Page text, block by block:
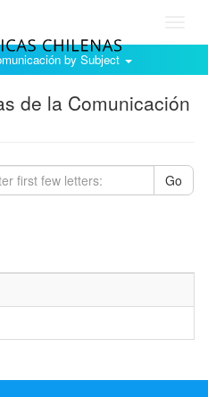
by Subject
de la Comunicación
Go